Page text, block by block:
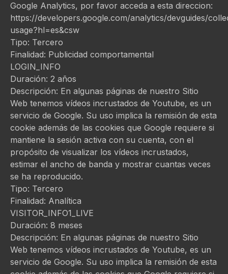
Google Analytics, por favor acceda a esta direccion:
https://developers.google.com/analytics/devguides/
usage?hl=es&csw
Tipo: Tercero
Finalidad: Publicidad comportamental
LOGIN_INFO
Duración: 2 años
Descripción: En algunas páginas de nuestro Sitio
Web tenemos vídeos incrustados de Youtube, es un
servicio de Google. Su uso implica la remisión de esta
cookie además de las cookies que Google requiere si
mantiene la sesión activa con su cuenta, con el
propósito de visualizar los vídeos incrustados,
estimar el ancho de banda y mostrar cuantas veces
se ha reproducido.
Tipo: Tercero
Finalidad: Analítica
VISITOR_INFO1_LIVE
Duración: 8 meses
Descripción: En algunas páginas de nuestro Sitio
Web tenemos vídeos incrustados de Youtube, es un
servicio de Google. Su uso implica la remisión de esta